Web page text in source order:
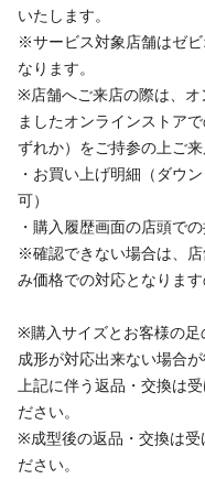
いたします。
※サービス対象店舗はゼ
なります。
※店舗へご来店の際は、オ
ましたオンラインストア
ずれか）をご持参の上ご
・お買い上げ明細（ダウ
可）
・購入履歴画面の店頭で
※確認できない場合は、
み価格での対応となります
※購入サイズとお客様の足
成形が対応出来ない場合が
上記に伴う返品・交換は
ださい。
※成型後の返品・交換は受
ださい。